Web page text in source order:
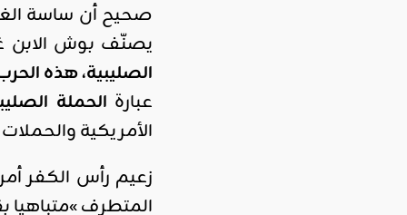
صحيح أن ساسة
يصنّف بوش الابن غزو أفغانستان عام 2001 على
الصليبية، هذه
عبارة الحملة
الأمريكية والحملات
زعيم رأس الكفر
المتطرف »متباهيا